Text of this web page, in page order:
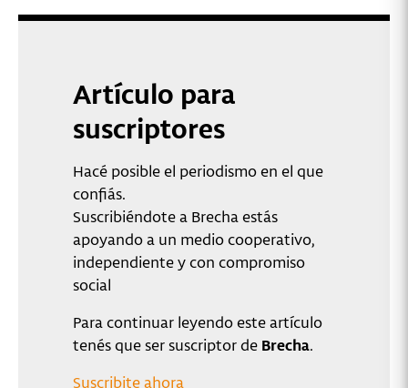
Artículo para
suscriptores
Hacé posible el periodismo en el que
confiás.
Suscribiéndote a Brecha estás
apoyando a un medio cooperativo,
independiente y con compromiso
social
Para continuar leyendo este artículo
tenés que ser suscriptor de Brecha.
Suscribite ahora